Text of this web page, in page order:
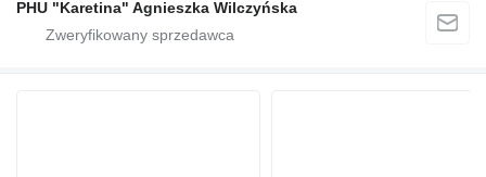
PHU "Karetina" Agnieszka Wilczyńska